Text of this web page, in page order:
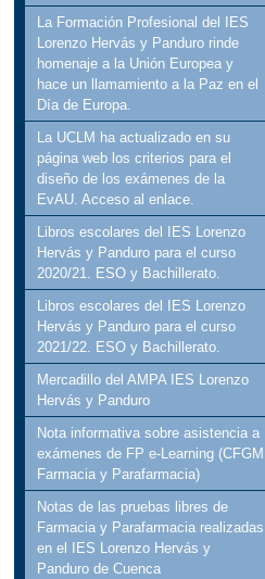
La Formación Profesional del IES
Lorenzo Hervás y Panduro rinde
homenaje a la Unión Europea y
hace un llamamiento a la Paz en el
Día de Europa.
La UCLM ha actualizado en su
página web los criterios para el
diseño de los exámenes de la
EvAU. Acceso al enlace.
Libros escolares del IES Lorenzo
Hervás y Panduro para el curso
2020/21. ESO y Bachillerato.
Libros escolares del IES Lorenzo
Hervás y Panduro para el curso
2021/22. ESO y Bachillerato.
Mercadillo del AMPA IES Lorenzo
Hervás y Panduro
Nota informativa sobre asistencia a
exámenes de FP e-Learning (CFGM
Farmacia y Parafarmacia)
Notas de las pruebas libres de
Farmacia y Parafarmacia realizadas
en el IES Lorenzo Hervás y
Panduro de Cuenca